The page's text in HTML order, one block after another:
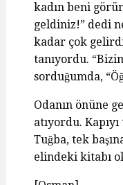
kadın beni
geldiniz!” dedi
kadar çok
tanıyordu.
sorduğumda,
Odanın önüne
atıyordu.
Tuğba, tek
elindeki kitabı